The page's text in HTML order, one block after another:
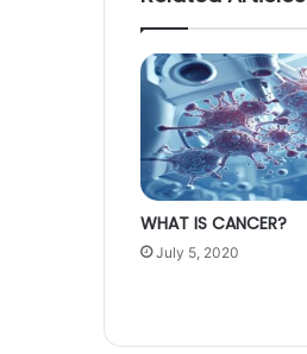
WHAT IS CANCER?
July 5, 2020